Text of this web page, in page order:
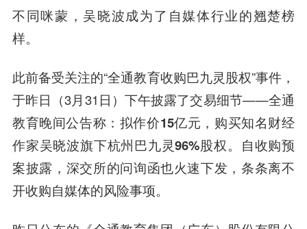
不同咪蒙，吴晓波成为了自媒体行业的翘楚榜
样。
此前备受关注的“全通教育收购巴九灵股权”事件，
于昨日（3月31日）下午披露了交易细节——全通
教育晚间公告称： 拟作价15亿元，购买知名财经
作家吴晓波旗下杭州巴九灵96%股权。
自收购预
案披露，深交所的问询函也火速下发，条条离不
开收购自媒体的风险事项。